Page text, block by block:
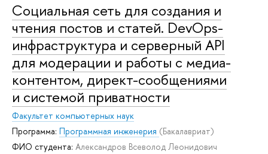
Социальная сеть для создания и
чтения постов и статей. DevOps-
инфраструктура и серверный API
для модерации и работы с медиа-
контентом, директ-сообщениями
и системой приватности
Факультет компьютерных наук
Программа: Программная инженерия (Бакалавриат)
ФИО студента: Александров Всеволод Леонидович